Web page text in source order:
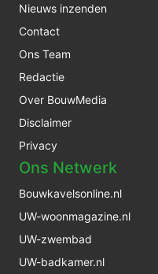
Nieuws inzenden
Contact
Ons Team
Redactie
Over BouwMedia
Disclaimer
Privacy
Ons Netwerk
Bouwkavelsonline.nl
UW-woonmagazine.nl
UW-zwembad
UW-badkamer.nl